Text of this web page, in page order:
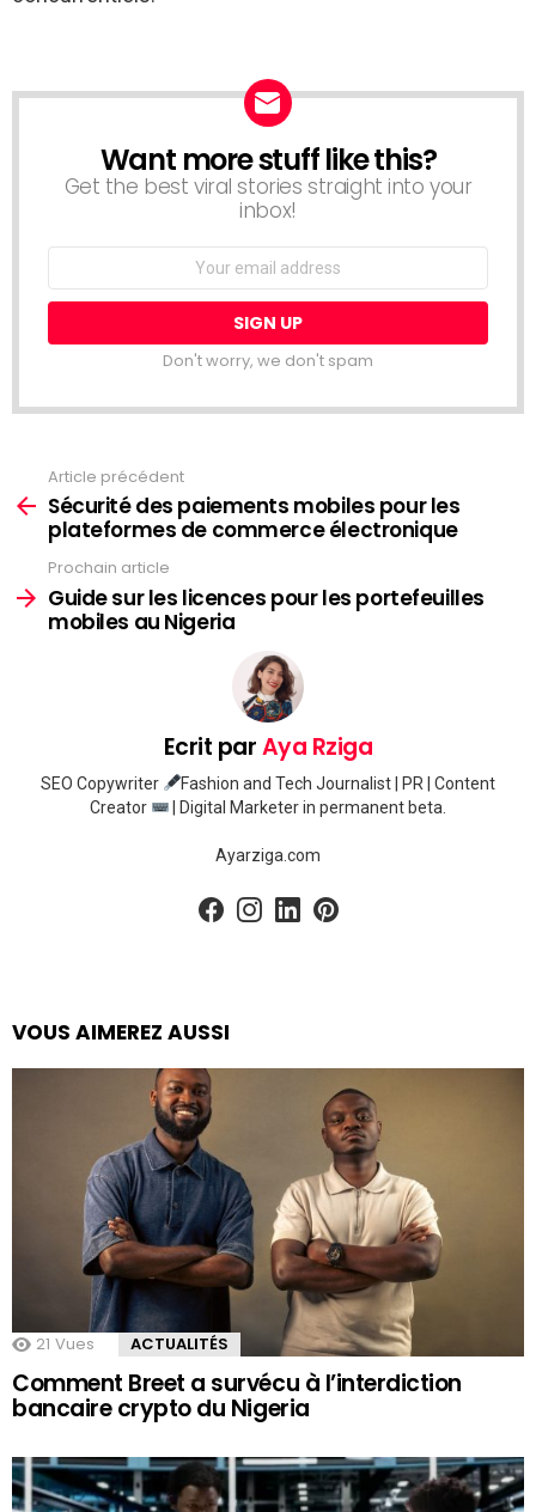
NEWSLETTER
Want more stuff like this?
Get the best viral stories straight into your
inbox!
Email
Don't worry, we don't spam
plus
Article précédent
Sécurité des paiements mobiles pour les
plateformes de commerce électronique
Prochain article
Guide sur les licences pour les portefeuilles
mobiles au Nigeria
Ecrit parAya Rziga
SEO Copywriter
Fashion and Tech Journalist | PR | Content
Creator
| Digital Marketer in permanent beta.
Ayarziga.com
facebookinstagram
linkedin
VOUS AIMEREZ AUSSI
21 Vues ACTUALITÉS
Comment Breet a survécu à l’interdiction
bancaire crypto du Nigeria